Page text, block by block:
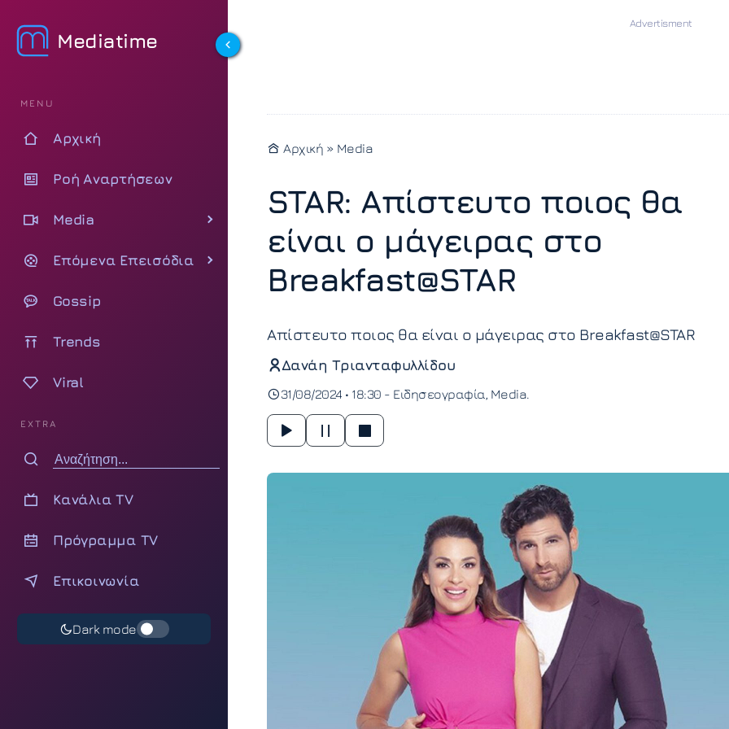
Mediatime
MENU
Αρχική
Ροή Αναρτήσεων
Media
Επόμενα Επεισόδια
Gossip
Trends
Viral
EXTRA
Κανάλια TV
Πρόγραμμα TV
Επικοινωνία
Dark mode
Αρχική » Media
STAR: Απίστευτο ποιος θα
είναι ο μάγειρας στο
Breakfast@STAR
Απίστευτο ποιος θα είναι ο μάγειρας στο Breakfast@STAR
Δανάη Τριανταφυλλίδου
31/08/2024 • 18:30 - Ειδησεογραφία Media